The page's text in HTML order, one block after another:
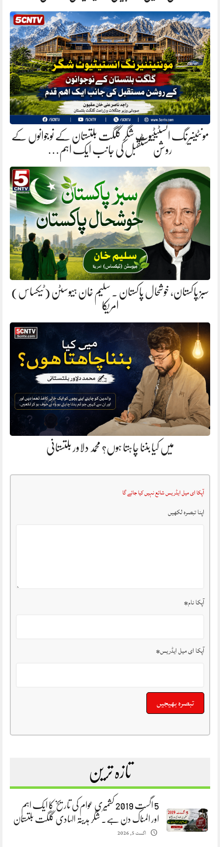
مونٹینیرنگ انسٹیٹیوٹ شگر گلگت بلتستان کے نوجوانوں کے
روشن مستقبل کی جانب ایک اہم…
سبز پاکستان، خوشحال پاکستان . سلیم خان ہیوسٹن (ٹیکساس)
امریکا
میں کیا بننا چاہتا ہوں؟ محمد دلاور بلتستانی
آپکا ای میل ایڈریس شائع نہیں کیا جائے گا
اپنا تبصرہ لکھیں
آپکا نام*
آپکا ای میل ایڈریس*
تازہ ترین
5 اگست 2019 کشمیری عوام کی تاریخ کا ایک اہم
اور المناک دن ہے. شگر ہدیتہ الہادی گلگت بلتستان
اگست 5, 2026